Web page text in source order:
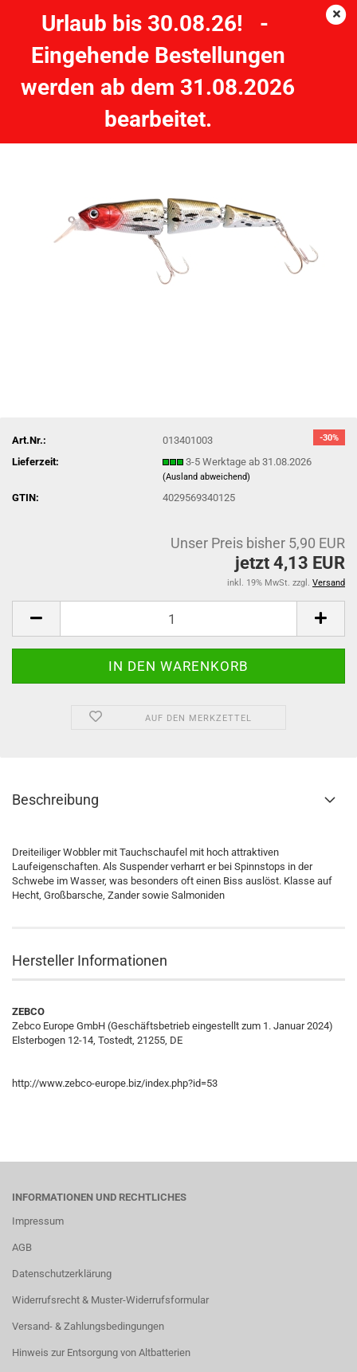
Urlaub bis 30.08.26! -
Eingehende Bestellungen
werden ab dem 31.08.2026
bearbeitet.
Ross the Boss - Suspender - 13cm 18g - silber, braun, rot
-30%
Art.Nr.:
013401003
Lieferzeit:
3-5 Werktage ab 31.08.2026
(Ausland abweichend)
GTIN: 4029569340125
Unser Preis bisher 5,90 EUR
jetzt 4,13 EUR
inkl. 19% MwSt. zzgl. Versand
AUF DEN MERKZETTEL
Beschreibung
Dreiteiliger Wobbler mit Tauchschaufel mit hoch attraktiven
Laufeigenschaften. Als Suspender verharrt er bei Spinnstops in der
Schwebe im Wasser, was besonders oft einen Biss auslöst. Klasse auf
Hecht, Großbarsche, Zander sowie Salmoniden
Hersteller Informationen
ZEBCO
Zebco Europe GmbH (Geschäftsbetrieb eingestellt zum 1. Januar 2024)
Elsterbogen 12-14, Tostedt, 21255, DE
http://www.zebco-europe.biz/index.php?id=53
INFORMATIONEN UND RECHTLICHES
Impressum
AGB
Datenschutzerklärung
Widerrufsrecht & Muster-Widerrufsformular
Versand- & Zahlungsbedingungen
Hinweis zur Entsorgung von Altbatterien